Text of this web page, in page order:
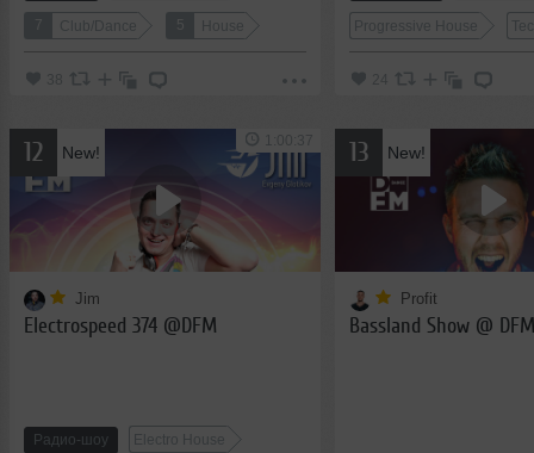
7 Club/Dance 5 House
38
Progressive House
24
12 New!
Jim
Electrospeed 374 @DFM
Радио-шоу Electro House
1:00:37 13 New!
Profit
Bassland Show @ DFM